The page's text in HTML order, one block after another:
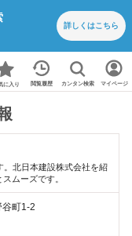
詳しくはこちら
に入り 閲覧履歴 カンタン検索 マイページ
。北日本建設株式会社を紹
ムーズです。
谷町1-2